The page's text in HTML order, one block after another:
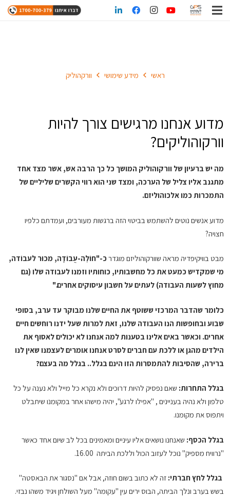
ראשי מידע שימושי וורקהוליק
מדוע אנחנו מרגישים צורך להיות
וורקוהוליקים?
מה יש ברעיון של וורקוהוליק המושך כל כך הרבה אש, אשר מצד אחד
מתגנב אליו צליל של הערכה, ומצד שני הוא רווי הקשרים שליליים של
התמכרות כמו אלכוהוליזם.
מדוע אנשים נוטים להשתמש בביטוי הזה ברגשות מעורבים, ועמדתם כלפיו
חצויה?
מבט בוויקיפדיה מראה שוורקוהוליזם מוגדרכ-"חוֹלֶה-עֲבוֹדָה, מכוּר לעבוֹדה,
מי שמקדיש כמעט את כל מחשבותיו, כוחותיו וזמנו לעבודה שלו (גם
מחוץ לשעות העבודה) לעתים על חשבון עיסוקים אחרים."
כלומר שהדבר המרכזי ששוטף את החיים שלנו מבוקר עד ערב, בסופי
שבוע ובחופשות הנו העבודה שלנו, זאת למרות שעל ידנו רוחשים חיים
אחרים. וכאשר באים אלינו בטענות למה אנחנו לא יכולים לאסוף את
הילדים מהגן או ללכת עם חברים לסרט אנחנו אומרים לעצמנו שאין לנו
ברירה, שהסיבות להתמסרות הזו הינם בגלל.. בגלל מה בעצם?
בגלל התחרות: שאם נפסיק להיות דרוכים ולא נקרא כל מייל ולא נענה על כל
טלפון ולא נהיה בעניינים , "אפילו לרגע", יהיה מישהו אחר במקומנו שיתבלט
ויתפוס את מקומנו.
בגלל הכסף: שאנחנו נושאים אליו עיניים ומאמינים בכל לב שיום אחד כאשר
"נרוויח מספיק" נוכל לעזוב הכול וללכת הביתה 16.00.
בגלל לחץ חברתי: זה לא כתוב בשום חוזה, אבל אם "נסגור את הבאסטה"
בשש בערב ונלך הביתה, הבוס ירים עין "עקומה" מעל השולחן ויגיד משהו נבזי.